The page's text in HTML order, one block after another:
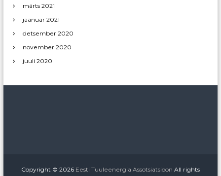
märts 2021
jaanuar 2021
detsember 2020
november 2020
juuli 2020
Copyright © 2026 Eesti Tuuleenergia Assotsiatsioon All rights